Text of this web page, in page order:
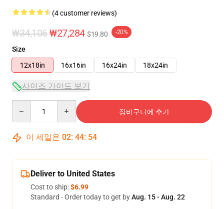
(4 customer reviews)
₩34,106₩27,284 $19.80 -20%
Size
12x18in
16x16in 16x24in 18x24in
사이즈 가이드 보기
장바구니에 추가
이 세일은 02: 44: 53
Deliver to United States
Cost to ship:$6.99
Standard - Order today to get byAug. 15 - Aug. 22